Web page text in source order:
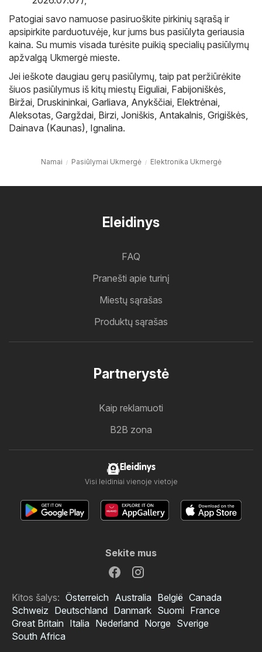
Patogiai savo namuose pasiruoškite pirkinių sąrašą ir
apsipirkite parduotuvėje, kur jums bus pasiūlyta geriausia
kaina. Su mumis visada turėsite puikią specialių pasiūlymų
apžvalgą Ukmergė mieste.
Jei ieškote daugiau gerų pasiūlymų, taip pat peržiūrėkite
šiuos pasiūlymus iš kitų miestų Eiguliai, Fabijoniškės,
Biržai, Druskininkai, Garliava, Anykščiai, Elektrėnai,
Aleksotas, Gargždai, Birzi, Joniškis, Antakalnis, Grigiškės,
Dainava (Kaunas), Ignalina.
Namai Pasiūlymai Ukmergė Elektronika Ukmergė
Eleidinys
FAQ
Pranešti apie turinį
Miestų sąrašas
Produktų sąrašas
Partnerystė
Kaip reklamuoti
B2B zona
Eleidinys
Visi leidiniai vienoje vietoje
Sekite mus
Kitos šalys: Österreich Australia België Canada
Schweiz Deutschland Danmark Suomi France
Great Britain Italia Nederland Norge Sverige
South Africa